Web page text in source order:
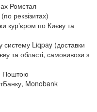
Ромстал
реквізитах)
курʼєром по Києву та
систему Liqpay (доставки
та області, самовивози з
Поштою
Monobank